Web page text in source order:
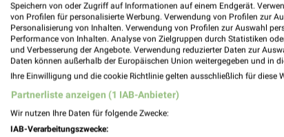
Speichern von oder Zugriff auf Informationen auf einem Endgerät.
von Profilen für personalisierte Werbung. Verwendung von Profilen zur
Personalisierung von Inhalten. Verwendung von Profilen zur Auswahl
Performance von Inhalten. Analyse von Zielgruppen durch Statistiken
und Verbesserung der Angebote. Verwendung reduzierter Daten zur
Daten können außerhalb der Europäischen Union weitergegeben und in
Ihre Einwilligung und die cookie Richtlinie gelten ausschließlich für diese
Partnerliste anzeigen (1 IAB-Anbieter)
Wir nutzen Ihre Daten für folgende Zwecke:
IAB-Verarbeitungszwecke: